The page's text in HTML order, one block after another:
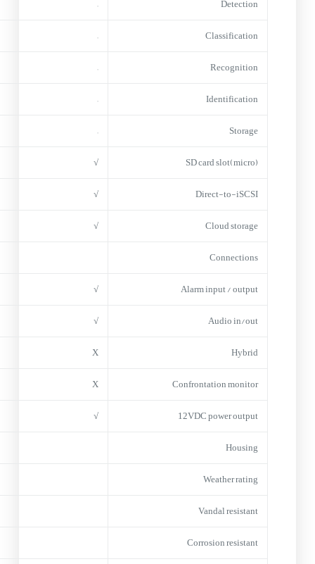
Detection
–
Classification
–
Recognition
–
Identification
–
Storage
–
(micro)SD card slot
√
Direct-to-iSCSI
√
Cloud storage
√
Connections
Alarm input / output
√
Audio in/out
√
Hybrid
X
Confrontation monitor
X
12VDC power output
√
Housing
Weather rating
Vandal resistant
Corrosion resistant